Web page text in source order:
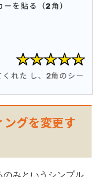
ングを変更す
のみというシンプル